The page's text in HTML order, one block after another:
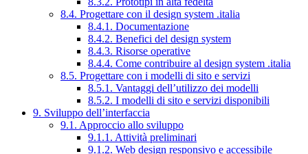
8.4. Progettare con il design system .italia
8.4.1. Documentazione
8.4.2. Benefici del design system
8.4.3. Risorse operative
8.4.4. Come contribuire al design system .italia
8.5. Progettare con i modelli di sito e servizi
8.5.1. Vantaggi dell’utilizzo dei modelli
8.5.2. I modelli di sito e servizi disponibili
9. Sviluppo dell’interfaccia
9.1. Approccio allo sviluppo
9.1.1. Attività preliminari
9.1.2. Web design responsivo e accessibile